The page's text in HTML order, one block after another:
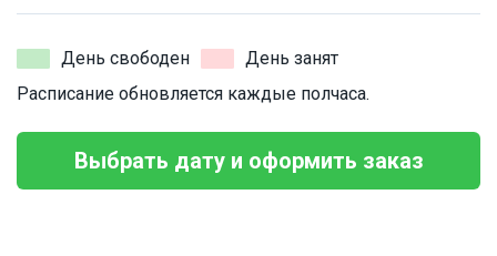
День свободен
День занят
Расписание обновляется каждые полчаса.
Выбрать дату и оформить заказ